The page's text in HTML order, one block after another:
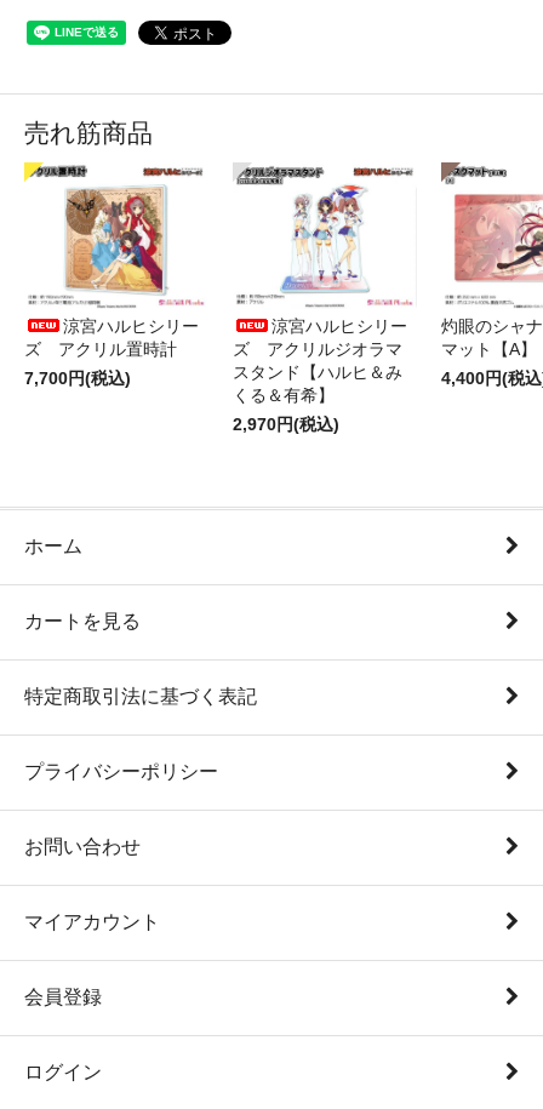
売れ筋商品
涼宮ハルヒシリー
ズ アクリル置時計
7,700円(税込)
涼宮ハルヒシリー
ズ アクリルジオラマ
スタンド【ハルヒ＆み
くる＆有希】
2,970円(税込)
灼眼のシャ
マット【A】
4,400円(税
ホーム
カートを見る
特定商取引法に基づく表記
プライバシーポリシー
お問い合わせ
マイアカウント
会員登録
ログイン